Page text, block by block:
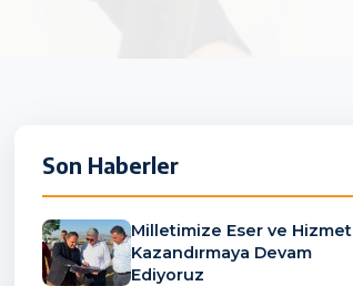
Son Haberler
Milletimize Eser ve Hizmet
Kazandırmaya Devam
Ediyoruz